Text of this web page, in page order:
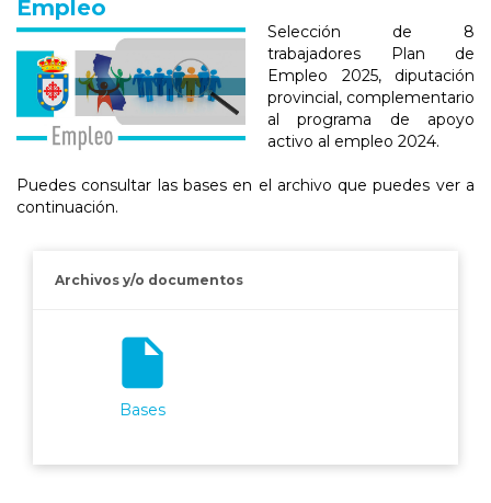
Empleo
Selección de 8
trabajadores Plan de
Empleo 2025, diputación
provincial, complementario
al programa de apoyo
activo al empleo 2024.
Puedes consultar las bases en el archivo que puedes ver a
continuación.
Archivos y/o documentos
insert_drive_file
Bases